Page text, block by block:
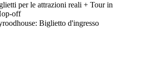
per le attrazioni reali + Tour in
off
Biglietto d'ingresso